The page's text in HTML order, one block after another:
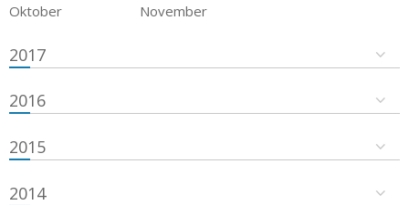
Oktober
November
2017
2016
2015
2014